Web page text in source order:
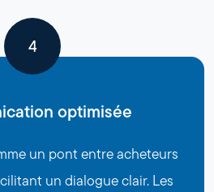
4
optimisée
un pont entre acheteurs
un dialogue clair. Les